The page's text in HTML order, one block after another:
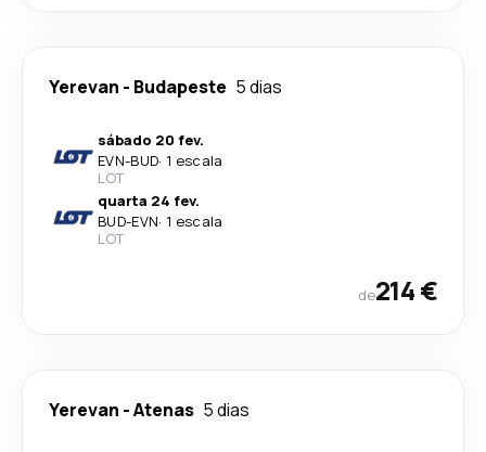
Yerevan - Budapeste 5 dias
sábado 20 fev.
EVN-BUD· 1 escala
LOT
quarta 24 fev.
BUD-EVN· 1 escala
LOT
de214 €
Yerevan -Atenas 5 dias